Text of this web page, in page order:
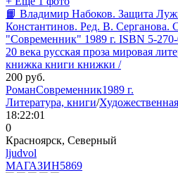
📙 Владимир Набоков. Защита
Константинов. Ред. В. Серганова.
"Современник" 1989 г. ISBN 5-270-
20 века русская проза мировая
книжка книги книжки /
200 руб.
РоманСовременник1989 г.
Литература, книги/Художественная
18:22:01
0
Красноярск, Северный
ljudvol
МАГАЗИН5869